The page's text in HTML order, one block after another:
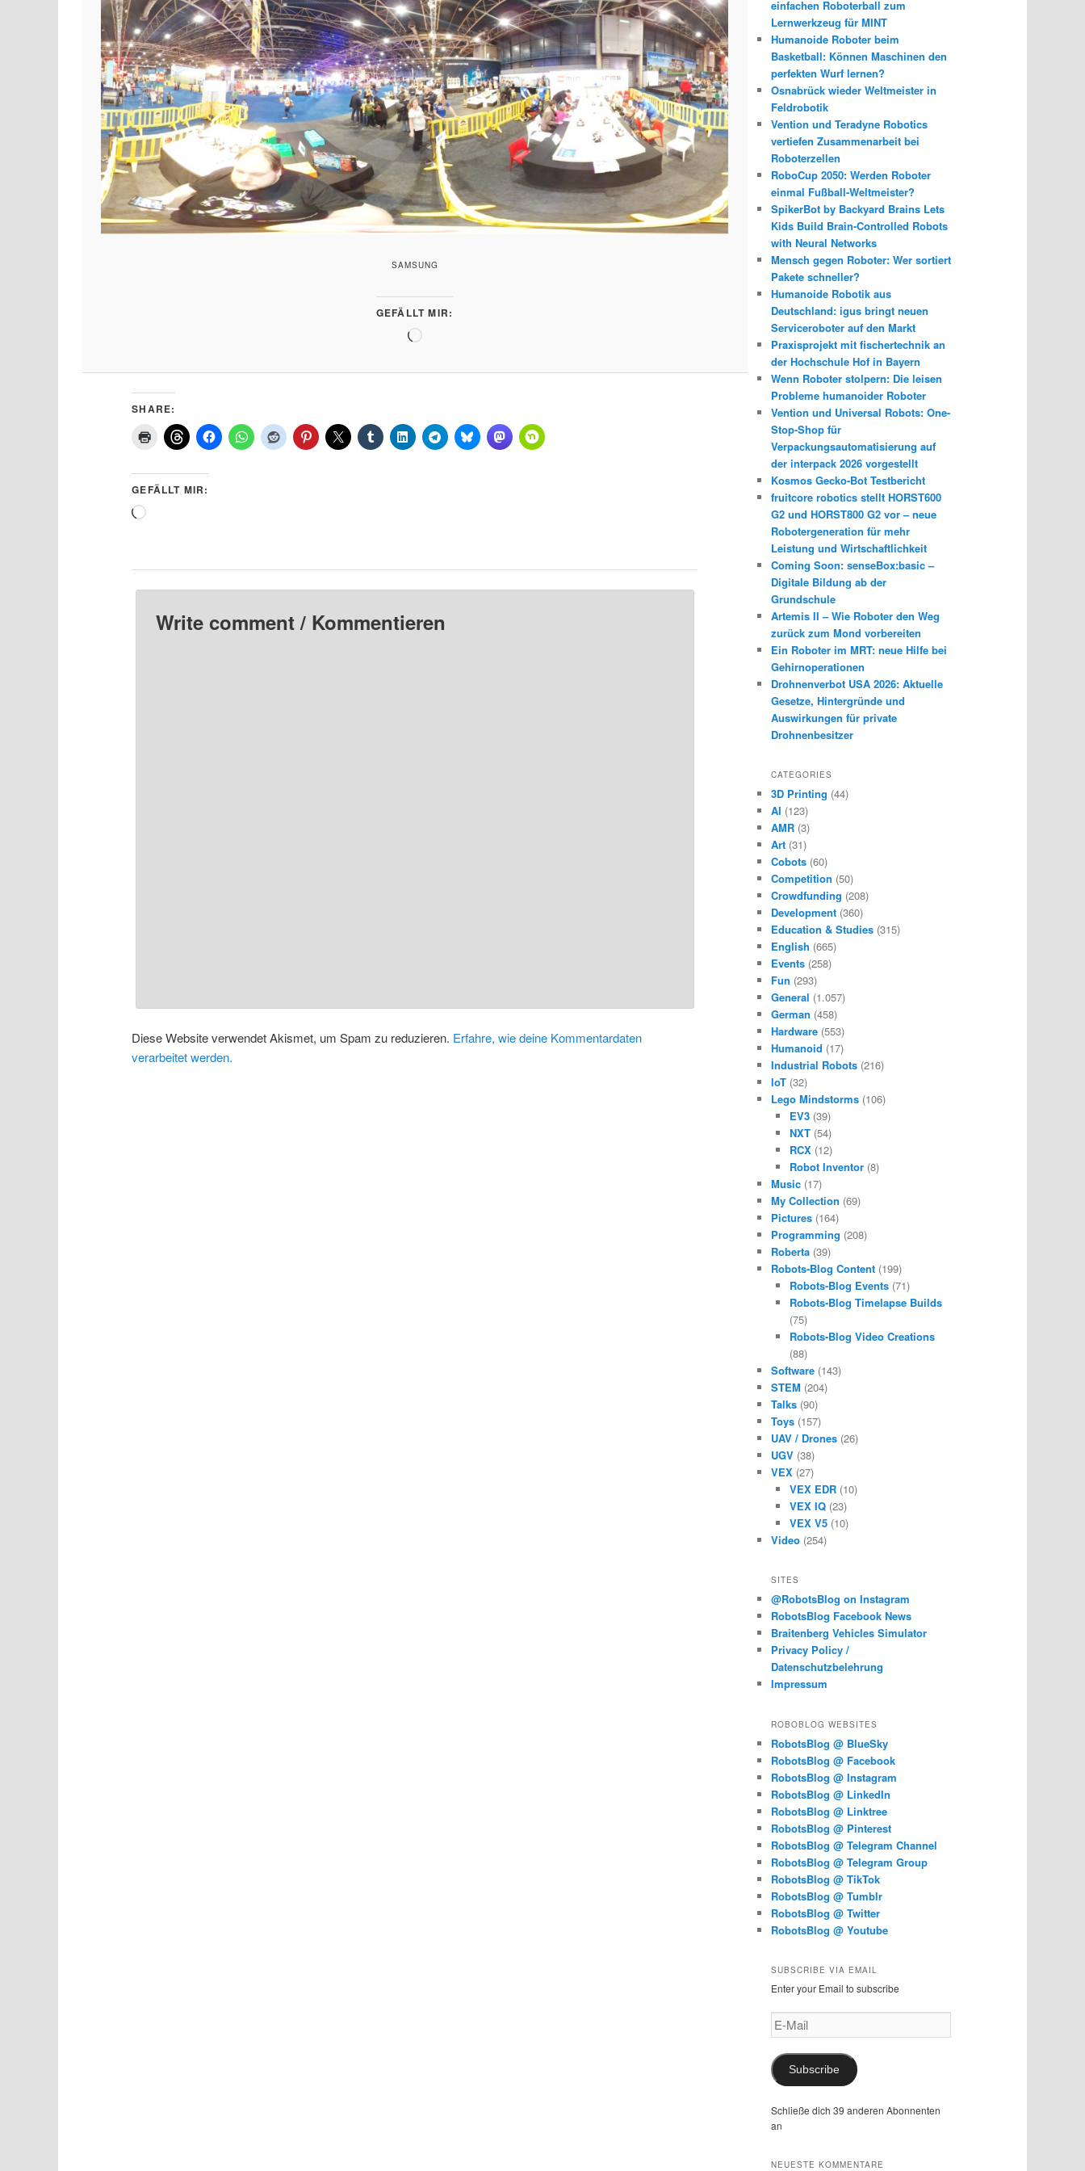
SAMSUNG
GEFÄLLT MIR:
Wird
SHARE:
GEFÄLLT MIR:
Wird
Write comment / Kommentieren
Diese Website verwendet Akismet, um Spam zu reduzieren. Erfahre, wie deine Kommentardaten
verarbeitet werden.
einfachen Roboterball zum
Lernwerkzeug für MINT
Humanoide Roboter beim
Basketball: Können Maschinen den
perfekten Wurf lernen?
Osnabrück wieder Weltmeister in
Feldrobotik
Vention und Teradyne Robotics
vertiefen Zusammenarbeit bei
Roboterzellen
RoboCup 2050: Werden Roboter
einmal Fußball-Weltmeister?
SpikerBot by Backyard Brains Lets
Kids Build Brain-Controlled Robots
with Neural Networks
Mensch gegen Roboter: Wer sortiert
Pakete schneller?
Humanoide Robotik aus
Deutschland: igus bringt neuen
Serviceroboter auf den Markt
Praxisprojekt mit fischertechnik an
der Hochschule Hof in Bayern
Wenn Roboter stolpern: Die leisen
Probleme humanoider Roboter
Vention und Universal Robots: One-
Stop-Shop für
Verpackungsautomatisierung auf
der interpack 2026 vorgestellt
Kosmos Gecko-Bot Testbericht
fruitcore robotics stellt HORST600
G2 und HORST800 G2 vor – neue
Robotergeneration für mehr
Leistung und Wirtschaftlichkeit
Coming Soon: senseBox:basic –
Digitale Bildung ab der
Grundschule
Artemis II – Wie Roboter den Weg
zurück zum Mond vorbereiten
Ein Roboter im MRT: neue Hilfe bei
Gehirnoperationen
Drohnenverbot USA 2026: Aktuelle
Gesetze, Hintergründe und
Auswirkungen für private
Drohnenbesitzer
CATEGORIES
3D Printing (44)
AI (123)
AMR (3)
Art (31)
Cobots (60)
Competition (50)
Crowdfunding (208)
Development (360)
Education & Studies (315)
English (665)
Events (258)
Fun (293)
General (1.057)
German (458)
Hardware (553)
Humanoid (17)
Industrial Robots (216)
IoT (32)
Lego Mindstorms (106)
EV3(39)
NXT(54)
RCX(12)
Robot Inventor(8)
Music (17)
My Collection (69)
Pictures (164)
Programming (208)
Roberta (39)
Robots-Blog Content (199)
Robots-Blog Events(71)
Robots-Blog Timelapse Builds
(75)
Robots-Blog Video Creations
(88)
Software (143)
STEM (204)
Talks (90)
Toys (157)
UAV / Drones (26)
UGV (38)
VEX (27)
VEX EDR(10)
VEX IQ(23)
VEX V5(10)
Video (254)
SITES
@RobotsBlog on Instagram
RobotsBlog Facebook News
Braitenberg Vehicles Simulator
Privacy Policy /
Datenschutzbelehrung
Impressum
ROBOBLOG WEBSITES
RobotsBlog @ BlueSky
RobotsBlog @ Facebook
RobotsBlog @ Instagram
RobotsBlog @ LinkedIn
RobotsBlog @ Linktree
RobotsBlog @ Pinterest
RobotsBlog @ Telegram Channel
RobotsBlog @ Telegram Group
RobotsBlog @ TikTok
RobotsBlog @ Tumblr
RobotsBlog @ Twitter
RobotsBlog @ Youtube
SUBSCRIBE VIA EMAIL
Enter your Email to subscribe
E-
Mail
Subscribe
Schließe dich 39 anderen Abonnenten
an
NEUESTE KOMMENTARE